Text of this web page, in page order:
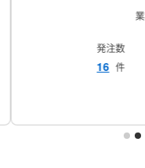
発注数
16 件